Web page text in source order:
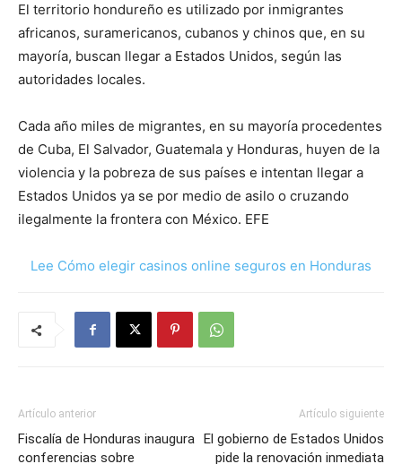
El territorio hondureño es utilizado por inmigrantes
africanos, suramericanos, cubanos y chinos que, en su
mayoría, buscan llegar a Estados Unidos, según las
autoridades locales.
Cada año miles de migrantes, en su mayoría procedentes
de Cuba, El Salvador, Guatemala y Honduras, huyen de la
violencia y la pobreza de sus países e intentan llegar a
Estados Unidos ya se por medio de asilo o cruzando
ilegalmente la frontera con México. EFE
Lee Cómo elegir casinos online seguros en Honduras
Artículo anterior
Fiscalía de Honduras inaugura
conferencias sobre
Artículo siguiente
El gobierno de Estados Unidos
pide la renovación inmediata